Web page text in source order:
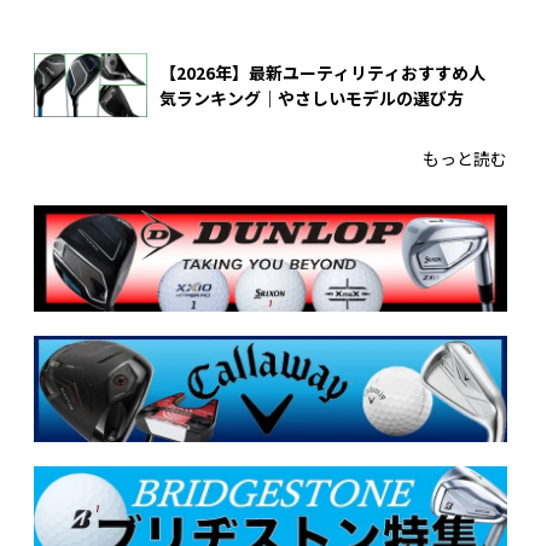
【2026年】最新ユーティリティおすすめ人
気ランキング｜やさしいモデルの選び方
もっと読む